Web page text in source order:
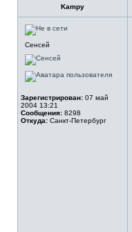
Kampy
Сенсей
Зарегистрирован: 07 май
2004 13:21
Сообщения: 8298
Откуда: Санкт-Петербург